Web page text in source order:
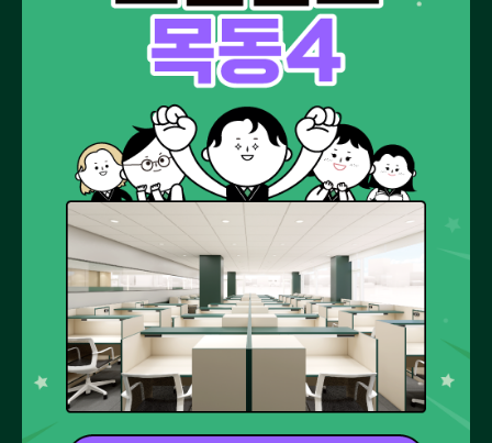
공부계획대로 100% 실천하고 싶다면
집중관리반